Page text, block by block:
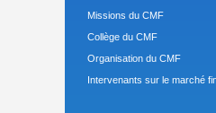
Missions du CMF
Collège du CMF
Organisation du CMF
Intervenants sur le marché